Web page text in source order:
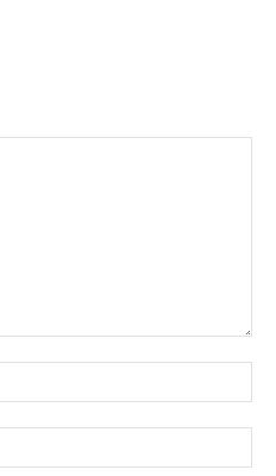
:*
:*